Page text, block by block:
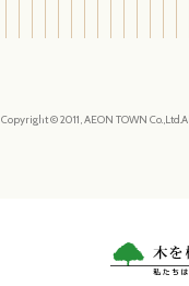
Copyright © 2011, AEON TOWN